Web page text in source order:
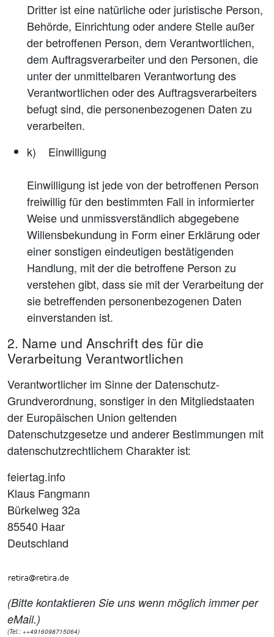
Dritter ist eine natürliche oder juristische Person,
Behörde, Einrichtung oder andere Stelle außer
der betroffenen Person, dem Verantwortlichen,
dem Auftragsverarbeiter und den Personen, die
unter der unmittelbaren Verantwortung des
Verantwortlichen oder des Auftragsverarbeiters
befugt sind, die personenbezogenen Daten zu
verarbeiten.
k) Einwilligung
Einwilligung ist jede von der betroffenen Person
freiwillig für den bestimmten Fall in informierter
Weise und unmissverständlich abgegebene
Willensbekundung in Form einer Erklärung oder
einer sonstigen eindeutigen bestätigenden
Handlung, mit der die betroffene Person zu
verstehen gibt, dass sie mit der Verarbeitung der
sie betreffenden personenbezogenen Daten
einverstanden ist.
2. Name und Anschrift des für die
Verarbeitung Verantwortlichen
Verantwortlicher im Sinne der Datenschutz-
Grundverordnung, sonstiger in den Mitgliedstaaten
der Europäischen Union geltenden
Datenschutzgesetze und anderer Bestimmungen mit
datenschutzrechtlichem Charakter ist:
feiertag.info
Klaus Fangmann
Bürkelweg 32a
85540 Haar
Deutschland
(Bitte kontaktieren Sie uns wenn möglich immer per
eMail.)
(Tel.: ++4916098715064)